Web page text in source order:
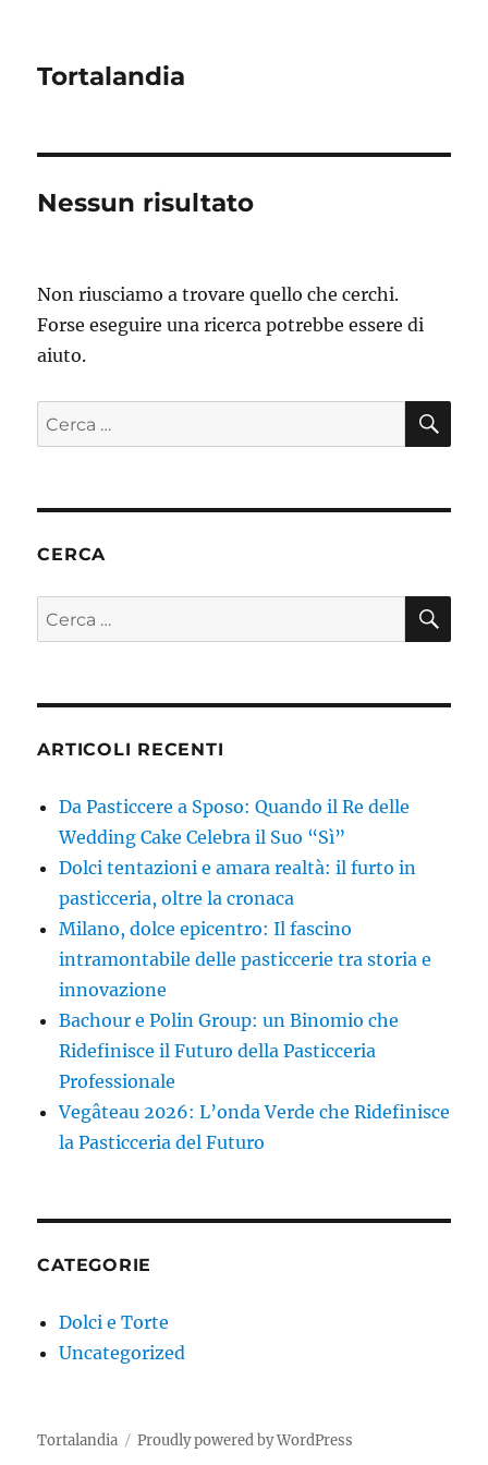
Tortalandia
Nessun risultato
Non riusciamo a trovare quello che cerchi.
Forse eseguire una ricerca potrebbe essere di
aiuto.
Cerca:
CERCA
Cerca:
ARTICOLI RECENTI
Da Pasticcere a Sposo: Quando il Re delle
Wedding Cake Celebra il Suo “Sì”
Dolci tentazioni e amara realtà: il furto in
pasticceria, oltre la cronaca
Milano, dolce epicentro: Il fascino
intramontabile delle pasticcerie tra storia e
innovazione
Bachour e Polin Group: un Binomio che
Ridefinisce il Futuro della Pasticceria
Professionale
Vegâteau 2026: L’onda Verde che Ridefinisce
la Pasticceria del Futuro
CATEGORIE
Dolci e Torte
Uncategorized
Tortalandia Proudly powered by WordPress